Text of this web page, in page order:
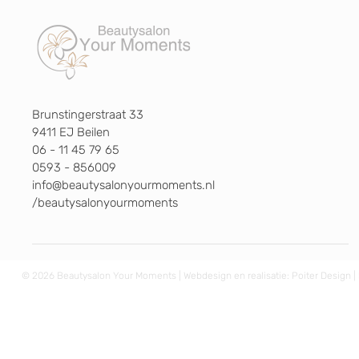
Brunstingerstraat 33
9411 EJ Beilen
06 - 11 45 79 65
0593 - 856009
info@beautysalonyourmoments.nl
/beautysalonyourmoments
© 2026 Beautysalon Your Moments | Webdesign en realisatie: Poiter Design